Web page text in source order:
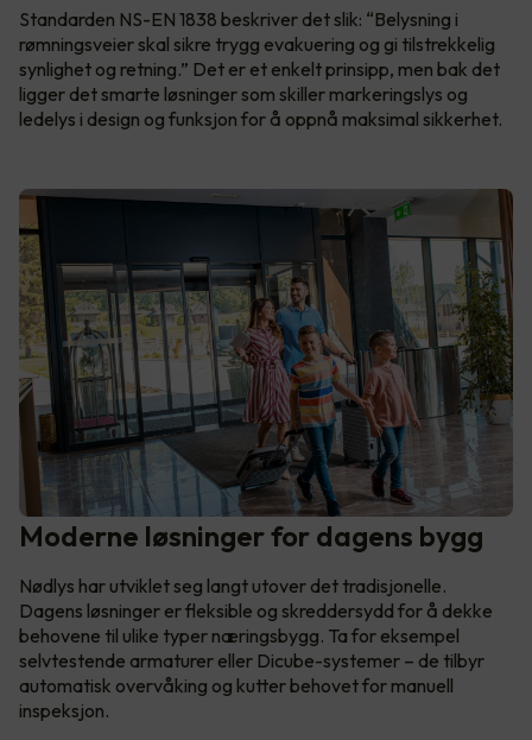
Standarden NS-EN 1838 beskriver det slik: “Belysning i
rømningsveier skal sikre trygg evakuering og gi tilstrekkelig
synlighet og retning.” Det er et enkelt prinsipp, men bak det
ligger det smarte løsninger som skiller markeringslys og
ledelys i design og funksjon for å oppnå maksimal sikkerhet.
Moderne løsninger for dagens bygg
Nødlys har utviklet seg langt utover det tradisjonelle.
Dagens løsninger er fleksible og skreddersydd for å dekke
behovene til ulike typer næringsbygg. Ta for eksempel
selvtestende armaturer eller Dicube-systemer – de tilbyr
automatisk overvåking og kutter behovet for manuell
inspeksjon.